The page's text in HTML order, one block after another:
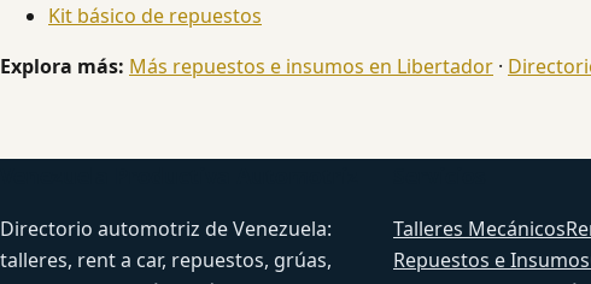
Kit básico de repuestos
Explora más: Más repuestos e insumos en Libertador ·
Directorio automotriz de Venezuela:
talleres, rent a car, repuestos, grúas,
Talleres Mecánicos
Repuestos e Insumos